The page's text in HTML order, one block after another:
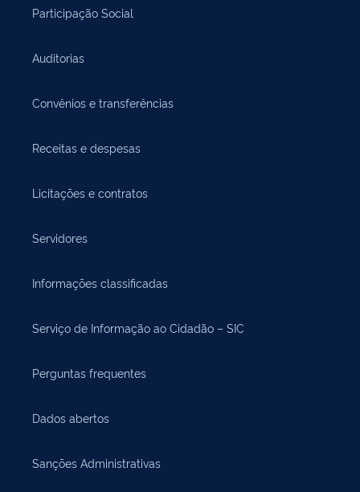
Participação Social
Auditorias
Convênios e transferências
Receitas e despesas
Licitações e contratos
Servidores
Informações classificadas
Serviço de Informação ao Cidadão – SIC
Perguntas frequentes
Dados abertos
Sanções Administrativas